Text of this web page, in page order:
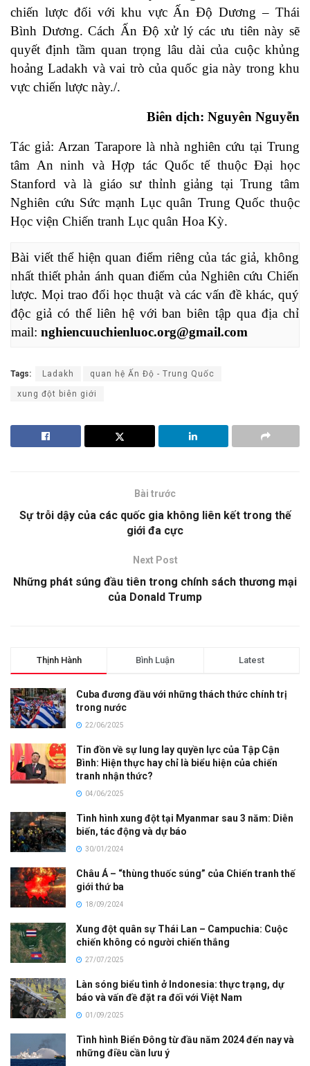
chiến lược đối với khu vực Ấn Độ Dương – Thái
Bình Dương. Cách Ấn Độ xử lý các ưu tiên này sẽ
quyết định tầm quan trọng lâu dài của cuộc khủng
hoảng Ladakh và vai trò của quốc gia này trong khu
vực chiến lược này./.
Biên dịch: Nguyên Nguyễn
Tác giả: Arzan Tarapore là nhà nghiên cứu tại Trung
tâm An ninh và Hợp tác Quốc tế thuộc Đại học
Stanford và là giáo sư thỉnh giảng tại Trung tâm
Nghiên cứu Sức mạnh Lục quân Trung Quốc thuộc
Học viện Chiến tranh Lục quân Hoa Kỳ.
Bài viết thể hiện quan điểm riêng của tác giả, không
nhất thiết phản ánh quan điểm của Nghiên cứu Chiến
lược. Mọi trao đổi học thuật và các vấn đề khác, quý
độc giả có thể liên hệ với ban biên tập qua địa chỉ
mail: nghiencuuchienluoc.org@gmail.com
Tags: Ladakh quan hệ Ấn Độ - Trung Quốc
xung đột biên giới
Bài trước
Sự trỗi dậy của các quốc gia không liên kết trong thế
giới đa cực
Next Post
Những phát súng đầu tiên trong chính sách thương mại
của Donald Trump
Thịnh Hành Bình Luận Latest
Cuba đương đầu với những thách thức chính trị
trong nước
22/06/2025
Tin đồn về sự lung lay quyền lực của Tập Cận
Bình: Hiện thực hay chỉ là biểu hiện của chiến
tranh nhận thức?
04/06/2025
Tình hình xung đột tại Myanmar sau 3 năm: Diễn
biến, tác động và dự báo
30/01/2024
Châu Á – “thùng thuốc súng” của Chiến tranh thế
giới thứ ba
18/09/2024
Xung đột quân sự Thái Lan – Campuchia: Cuộc
chiến không có người chiến thắng
27/07/2025
Làn sóng biểu tình ở Indonesia: thực trạng, dự
báo và vấn đề đặt ra đối với Việt Nam
01/09/2025
Tình hình Biển Đông từ đầu năm 2024 đến nay và
những điều cần lưu ý